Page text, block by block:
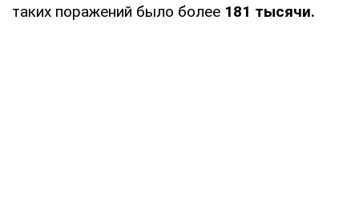
таких поражений было более 181 тысячи.